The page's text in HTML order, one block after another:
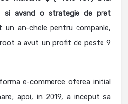
si avand o strategie de pret
un an-cheie pentru companie,
a avut un profit de peste 9
e-commerce oferea initial
apoi, in 2019, a inceput sa